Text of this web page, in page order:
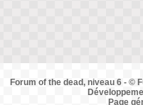
Forum of the dead, niveau 6 - ©
Page